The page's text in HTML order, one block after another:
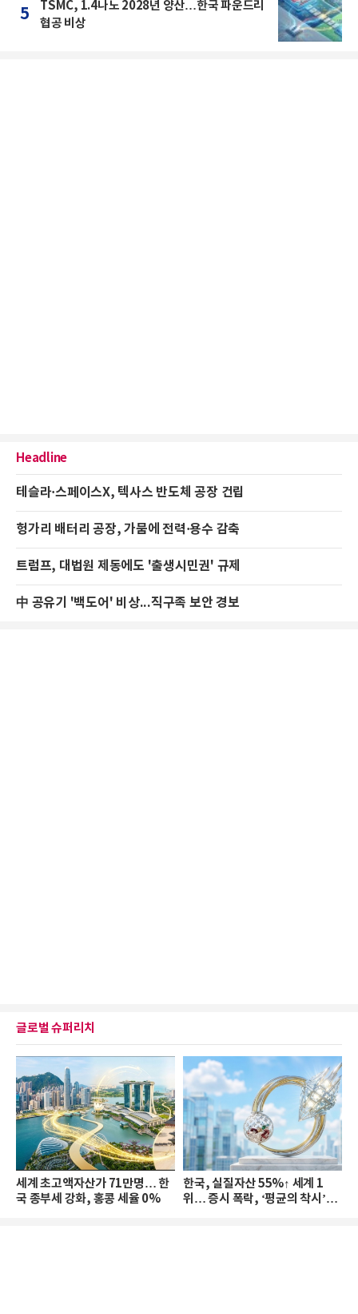
5
TSMC, 1.4나노 2028년 양산…한국 파운드리
협공 비상
Headline
테슬라·스페이스X, 텍사스 반도체 공장 건립
헝가리 배터리 공장, 가뭄에 전력·용수 감축
트럼프, 대법원 제동에도 '출생시민권' 규제
中 공유기 '백도어' 비상...직구족 보안 경보
글로벌 슈퍼리치
세계 초고액자산가 71만명… 한
국 종부세 강화, 홍콩 세율 0%
한국, 실질자산 55%↑ 세계 1
위… 증시 폭락, ‘평균의 착시’와